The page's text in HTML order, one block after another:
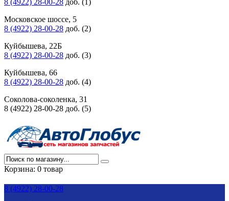
8 (4922) 28-00-28 доб. (1)
Московское шоссе, 5
8 (4922) 28-00-28 доб. (2)
Куйбышева, 22Б
8 (4922) 28-00-28 доб. (3)
Куйбышева, 66
8 (4922) 28-00-28 доб. (4)
Соколова-соколенка, 31
8 (4922) 28-00-28 доб. (5)
Корзина: 0 товар
8 (4922) 28-00-28